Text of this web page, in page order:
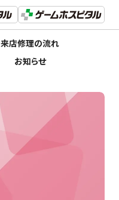
来店修理の流れ
お知らせ